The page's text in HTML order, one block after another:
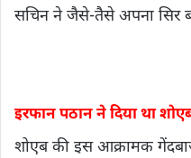
सचिन ने जैसे-तैसे अपना सिर
इरफान पठान ने दिया था
शोएब की इस आक्रामक